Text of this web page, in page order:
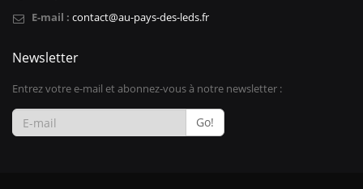
E-mail : contact@au-pays-des-leds.fr
Newsletter
Entrez votre e-mail et abonnez-vous à notre newsletter :
Go!